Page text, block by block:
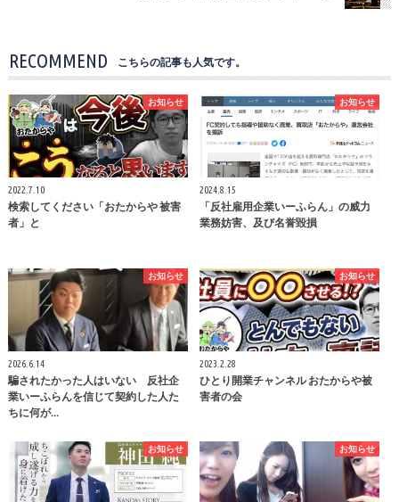
RECOMMEND こちらの記事も人気です。
お知らせ
2022.7.10
検索してください「おたからや 被害
者」と
お知らせ
2024.8.15
「反社雇用企業いーふらん」の威力
業務妨害、及び名誉毀損
お知らせ
2026.6.14
騙されたかった人はいない 反社企
業いーふらんを信じて契約した人た
ちに何が…
お知らせ
2023.2.28
ひとり開業チャンネル おたからや被
害者の会
お知らせ お知らせ